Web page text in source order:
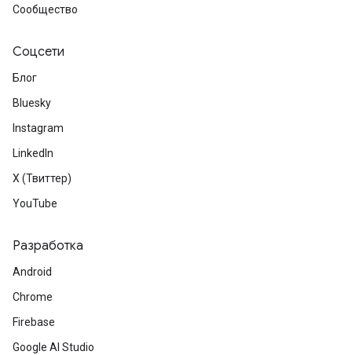
Сообщество
Соцсети
Блог
Bluesky
Instagram
LinkedIn
X (Твиттер)
YouTube
Разработка
Android
Chrome
Firebase
Google AI Studio